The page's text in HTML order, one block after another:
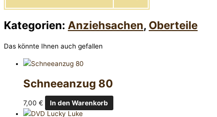
Kategorien: Anziehsachen, Oberteile
Das könnte Ihnen auch gefallen
Schneeanzug 80
7,00 € In den Warenkorb